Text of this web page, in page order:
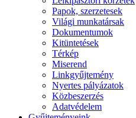
Papok, szerzetesek
Világi munkatársak
Dokumentumok
Kitüntetések
Térkép
Miserend
Linkgyűjtemény
Nyertes pályázatok
Közbeszerzés
Adatvédelem